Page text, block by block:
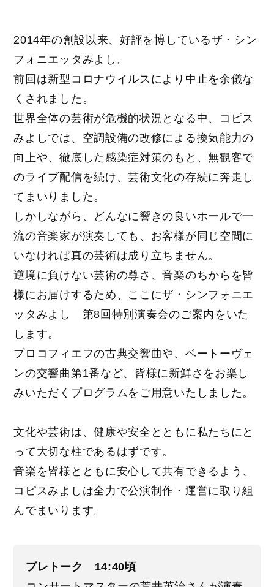
2014年の創設以来、好評を博しているザ・シン
フォニエッタみよし。
前回は新型コロナウイルスにより中止を余儀な
くされました。
世界全体の芸術が危機的状況となる中、コピス
みよしでは、空調設備の改修による換気能力の
向上や、徹底した感染症対策のもと、無観客で
のライブ配信を続け、芸術文化の存続に奔走し
てまいりました。
しかしながら、どんなに響きの良いホールで一
流の音楽家が演奏しても、お客様が同じ空間に
いなければ真の芸術は成り立ちません。
逆境に負けない芸術の尊さ、音楽のちからを皆
様にお届けするため、ここにザ・シンフォニエ
ッタみよし 第8回特別演奏会のご案内をいた
します。
プロコフィエフの古典交響曲や、ベートーヴェ
ンの交響曲第1番など、皆様に新鮮さをお楽し
みいただくプログラムをご用意いたしました。
文化や芸術は、健康や安全とともに私たちにと
って大切な柱であるはずです。
音楽を皆様とともに安心して共有できるよう、
コピスみよしは全力で公演制作・運営に取り組
んでまいります。
プレトーク 14:40頃